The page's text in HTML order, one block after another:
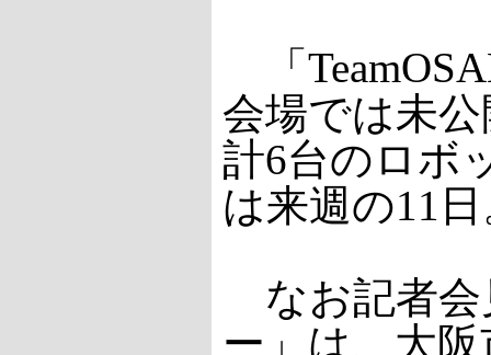
「
会場では未
計6台のロボ
は来週の11
なお記者会
ー」は、大